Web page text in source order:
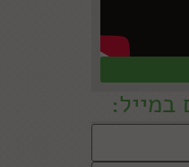
במייל: